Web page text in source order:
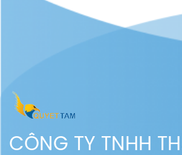
CÔNG TY TNHH